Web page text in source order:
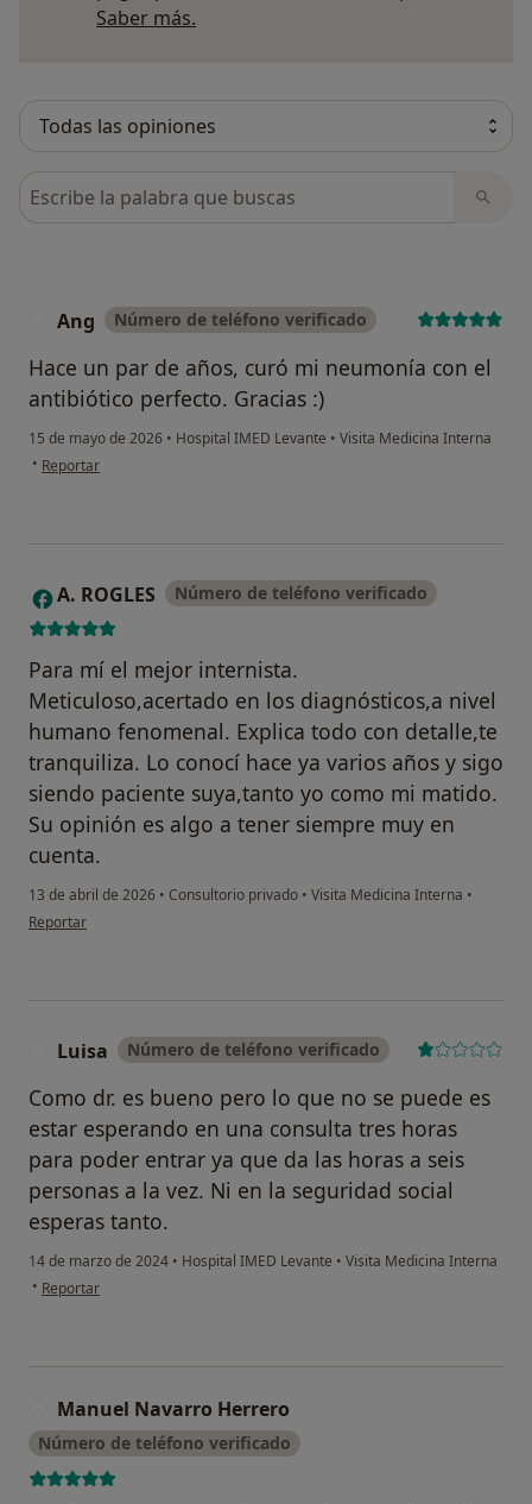
Saber más.
Busca en opiniones
Ang Número de teléfono verificado
Hace un par de años, curó mi neumonía con el
antibiótico perfecto. Gracias :)
15 de mayo de 2026 • Hospital IMED Levante • Visita Medicina Interna
• en opinión del usuario Ang
Reportar
A A. ROGLES Número de teléfono verificado
Para mí el mejor internista.
Meticuloso,acertado en los diagnósticos,a nivel
humano fenomenal. Explica todo con detalle,te
tranquiliza. Lo conocí hace ya varios años y sigo
siendo paciente suya,tanto yo como mi matido.
Su opinión es algo a tener siempre muy en
cuenta.
13 de abril de 2026 • Consultorio privado • Visita Medicina Interna •
en opinión del usuario A. ROGLES
Reportar
Luisa Número de teléfono verificado
Como dr. es bueno pero lo que no se puede es
estar esperando en una consulta tres horas
para poder entrar ya que da las horas a seis
personas a la vez. Ni en la seguridad social
esperas tanto.
14 de marzo de 2024 • Hospital IMED Levante • Visita Medicina Interna
• en opinión del usuario Luisa
Reportar
Manuel Navarro Herrero
Número de teléfono verificado